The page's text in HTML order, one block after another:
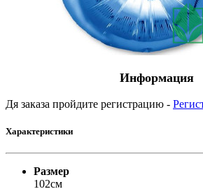
Информация
Дя заказа пройдите регистрацию -
Характеристики
Размер
102см